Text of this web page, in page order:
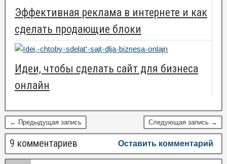
Эффективная реклама в интернете и как
сделать продающие блоки
Идеи, чтобы сделать сайт для бизнеса
онлайн
← Предыдущая запись Следующая запись →
9 комментариев Оставить комментарий